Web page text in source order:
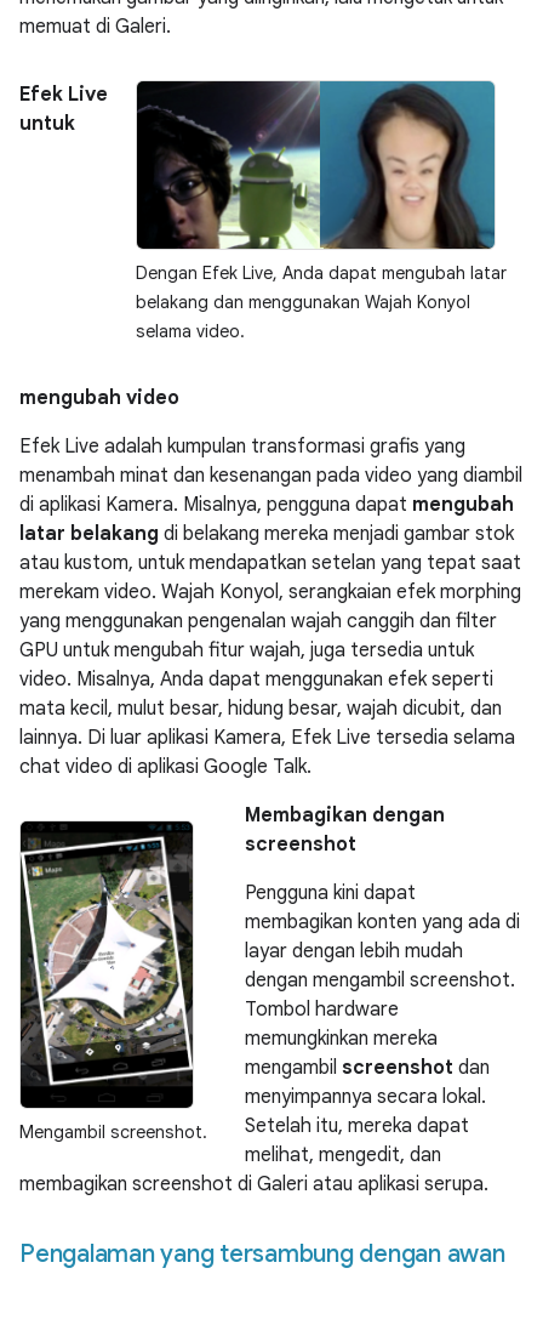
memuat di Galeri.
Dengan Efek Live, Anda dapat mengubah latar
belakang dan menggunakan Wajah Konyol
selama video.
Efek Live
untuk
mengubah video
Efek Live adalah kumpulan transformasi grafis yang
menambah minat dan kesenangan pada video yang diambil
di aplikasi Kamera. Misalnya, pengguna dapat mengubah
latar belakang di belakang mereka menjadi gambar stok
atau kustom, untuk mendapatkan setelan yang tepat saat
merekam video. Wajah Konyol, serangkaian efek morphing
yang menggunakan pengenalan wajah canggih dan filter
GPU untuk mengubah fitur wajah, juga tersedia untuk
video. Misalnya, Anda dapat menggunakan efek seperti
mata kecil, mulut besar, hidung besar, wajah dicubit, dan
lainnya. Di luar aplikasi Kamera, Efek Live tersedia selama
chat video di aplikasi Google Talk.
Mengambil screenshot.
Membagikan dengan
screenshot
Pengguna kini dapat
membagikan konten yang ada di
layar dengan lebih mudah
dengan mengambil screenshot.
Tombol hardware
memungkinkan mereka
mengambil screenshot dan
menyimpannya secara lokal.
Setelah itu, mereka dapat
melihat, mengedit, dan
membagikan screenshot di Galeri atau aplikasi serupa.
Pengalaman yang tersambung dengan awan